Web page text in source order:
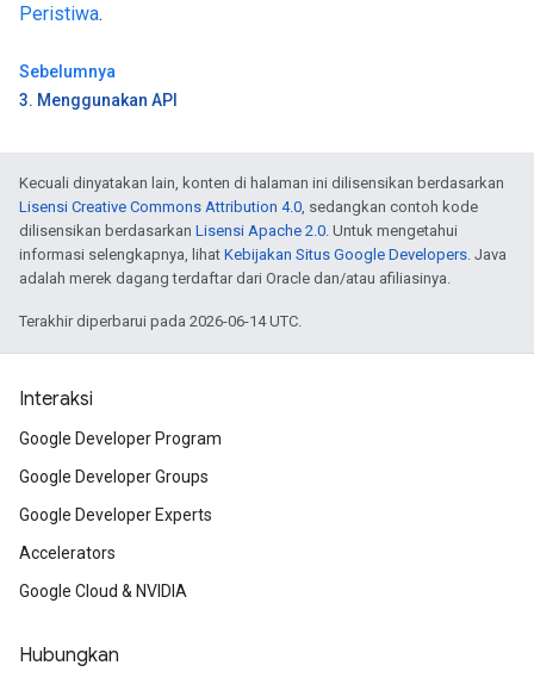
Peristiwa.
Sebelumnya
3. Menggunakan API
Kecuali dinyatakan lain, konten di halaman ini dilisensikan berdasarkan
Lisensi Creative Commons Attribution 4.0, sedangkan contoh kode
dilisensikan berdasarkan Lisensi Apache 2.0. Untuk mengetahui
informasi selengkapnya, lihat Kebijakan Situs Google Developers. Java
adalah merek dagang terdaftar dari Oracle dan/atau afiliasinya.
Terakhir diperbarui pada 2026-06-14 UTC.
Interaksi
Google Developer Program
Google Developer Groups
Google Developer Experts
Accelerators
Google Cloud & NVIDIA
Hubungkan